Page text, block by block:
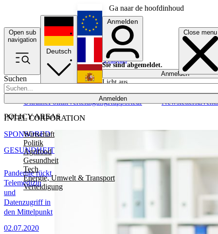
Ga naar de hoofdinhoud
Open sub
navigation
Close menu
Suchen
Anmelden
POLICY AREAS
Wirtschaft
Politik
Agrifood
Gesundheit
Tech
Energie, Umwelt & Transport
Verteidigung
UkrainePolitikVerteidigungRapporteur NewslettersEvents
Deutsch
English
Français
Anmelden
Sie sind abgemeldet.
Anmelden
Licht aus
INTEL CORPORATION
Pandemie rückt
Telemedizin
und
Datenzugriff in
den Mittelpunkt
02.07.2020
SPONSORED
GESUNDHEIT